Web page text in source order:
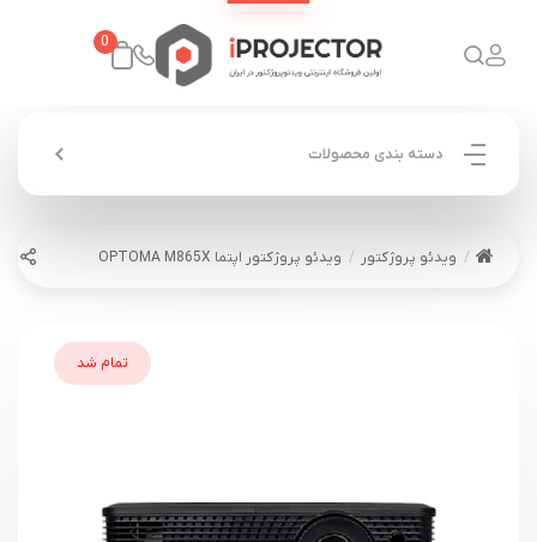
0
دسته بندی محصولات
ویدئو پروژکتور ویدئو پروژکتور اپتما OPTOMA M865X
تمام شد